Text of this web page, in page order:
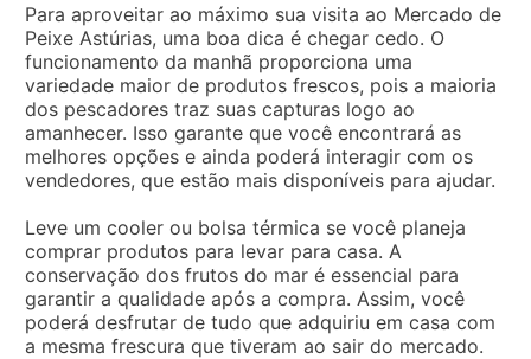
Para aproveitar ao máximo sua visita ao Mercado de
Peixe Astúrias, uma boa dica é chegar cedo. O
funcionamento da manhã proporciona uma
variedade maior de produtos frescos, pois a maioria
dos pescadores traz suas capturas logo ao
amanhecer. Isso garante que você encontrará as
melhores opções e ainda poderá interagir com os
vendedores, que estão mais disponíveis para ajudar.
Leve um cooler ou bolsa térmica se você planeja
comprar produtos para levar para casa. A
conservação dos frutos do mar é essencial para
garantir a qualidade após a compra. Assim, você
poderá desfrutar de tudo que adquiriu em casa com
a mesma frescura que tiveram ao sair do mercado.